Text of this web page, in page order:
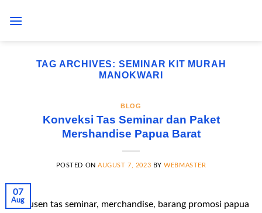
TAG ARCHIVES: SEMINAR KIT MURAH
MANOKWARI
BLOG
Konveksi Tas Seminar dan Paket
Mershandise Papua Barat
POSTED ONAUGUST 7, 2023 BYWEBMASTER
07
Aug
Produsen tas seminar, merchandise, barang promosi papua